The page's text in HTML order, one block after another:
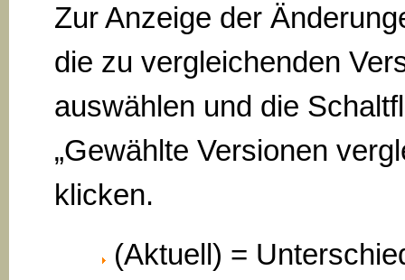
Zur Anzeige der
die zu vergleichenden
auswählen und die
„Gewählte Versionen
klicken.
(Aktuell) =